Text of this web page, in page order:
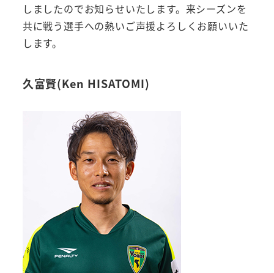
しましたのでお知らせいたします。来シーズンを
共に戦う選手への熱いご声援よろしくお願いいた
します。
久富賢(Ken HISATOMI)